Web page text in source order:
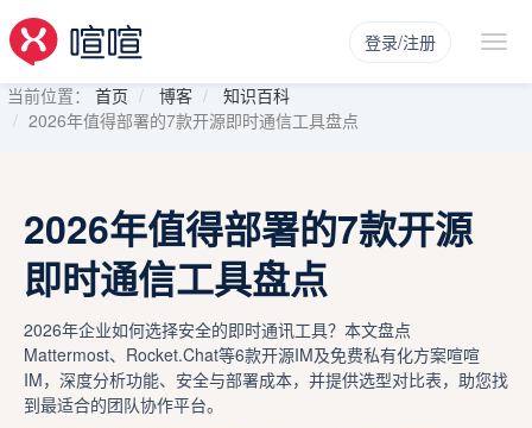
登录/注册
当前位置： 首页 博客
知识百科
2026年值得部署的7款开源即时通信工具盘点
2026年值得部署的7款开源
即时通信工具盘点
2026年企业如何选择安全的即时通讯工具？本文盘点
Mattermost、Rocket.Chat等6款开源IM及免费私有化方案喧喧
IM，深度分析功能、安全与部署成本，并提供选型对比表，助您找
到最适合的团队协作平台。